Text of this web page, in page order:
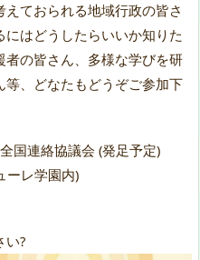
ておられる地域行政の皆さ
はどうしたらいいか知りた
の皆さん、多様な学びを研
、どなたもどうぞご参加下
国連絡協議会 (発足予定)
ーレ学園内)
い?